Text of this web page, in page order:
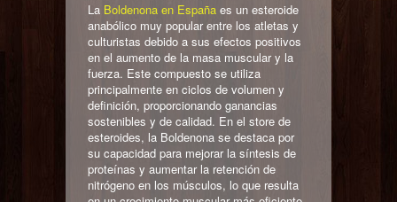
La Boldenona en España es un esteroide
anabólico muy popular entre los atletas y
culturistas debido a sus efectos positivos
en el aumento de la masa muscular y la
fuerza. Este compuesto se utiliza
principalmente en ciclos de volumen y
definición, proporcionando ganancias
sostenibles y de calidad. En el store de
esteroides, la Boldenona se destaca por
su capacidad para mejorar la síntesis de
proteínas y aumentar la retención de
nitrógeno en los músculos, lo que resulta